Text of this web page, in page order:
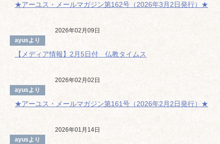
★アーユス・メールマガジン第162号（2026年3月2日発行）★
ayusより
2026年02月09日
【メディア情報】2月5日付 仏教タイムス
ayusより
2026年02月02日
★アーユス・メールマガジン第161号（2026年2月2日発行）★
ayusより
2026年01月14日